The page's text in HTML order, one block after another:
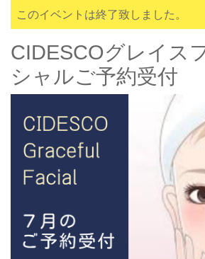
このイベントは終了致しました。
CIDESCOグレイス
シャルご予約受付